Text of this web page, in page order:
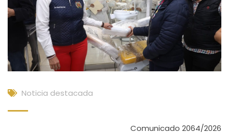
Noticia destacada
Comunicado 2064/2026